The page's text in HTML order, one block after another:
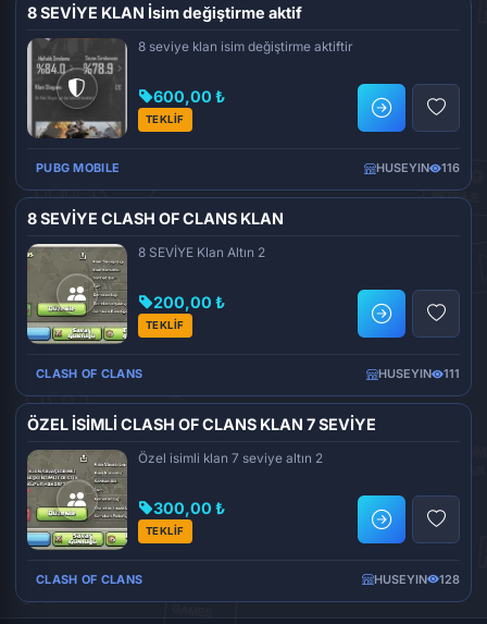
8 SEVİYE KLAN İsim değiştirme aktif
8 seviye klan isim değiştirme aktiftir
600,00 ₺
TEKLİF
PUBG MOBILE HUSEYIN 116
8 SEVİYE CLASH OF CLANS KLAN
8 SEVİYE Klan Altın 2
200,00 ₺
TEKLİF
CLASH OF CLANS HUSEYIN 111
ÖZEL İSİMLİ CLASH OF CLANS KLAN 7 SEVİYE
Özel isimli klan 7 seviye altın 2
300,00 ₺
TEKLİF
CLASH OF CLANS HUSEYIN 128